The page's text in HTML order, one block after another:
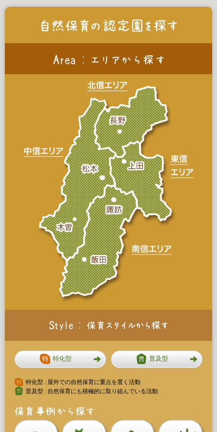
特化型 普及型
特化型 : 屋外での自然保育に重点を置く活動
普及型 : 自然保育にも積極的に取り組んでいる活動